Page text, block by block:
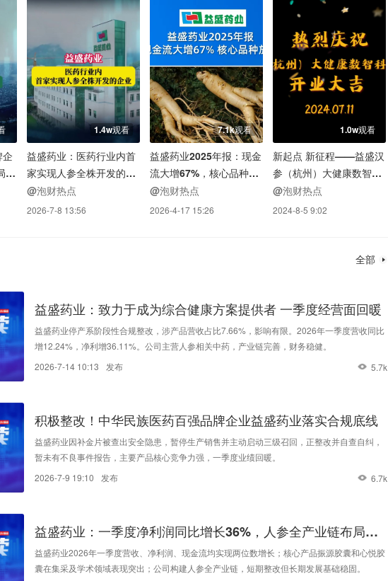
积
1.4w观看
益盛药业：医药行业内首
家实现人参全株开发的企
业
@泡财热点
2026-7-8 13:56
7.1k观看
益盛药业2025年报：现金
流大增67%，核心品种放
量
@泡财热点
2026-4-17 15:26
1.0w观看
新起点 新征程——益盛汉
参（杭州）大健康数智科
技有限公司隆重开业
@泡财热点
2024-8-5 9:02
全部
益盛药业：致力于成为综合健康方案提供者 一季度经营面回暖
益盛药业停产系阶段性合规整改，涉产品营收占比7.66%，影响有限。2026年一季度营收同比
增12.24%，净利增36.11%。公司主营人参相关中药，产业链完善，财务稳健。
2026-7-14 10:13
发布 5.7k
积极整改！中华民族医药百强品牌企业益盛药业落实合规底线
益盛药业因补金片被查出安全隐患，暂停生产销售并主动启动三级召回，正整改并自查自纠，
暂未有不良事件报告，主要产品核心竞争力强，一季度业绩回暖。
2026-7-9 19:10
发布 6.7k
益盛药业：一季度净利润同比增长36%，人参全产业链布局持
续深化
益盛药业2026年一季度营收、净利润、现金流均实现两位数增长；核心产品振源胶囊和心悦胶
囊在集采及学术领域表现突出；公司构建人参全产业链，短期整改但长期发展基础稳固。